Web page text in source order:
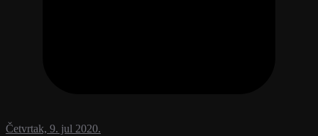
Četvrtak, 9. jul 2020.